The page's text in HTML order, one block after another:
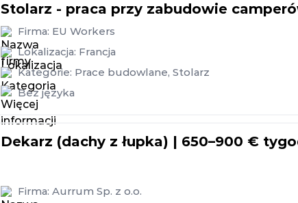
Stolarz - praca przy zabudowie
Firma: EU Workers
Lokalizacja: Francja
Kategorie: Prace budowlane, Stolarz
Bez języka
Dekarz (dachy z łupka) | 650–900 €
Firma: Aurrum Sp. z o.o.